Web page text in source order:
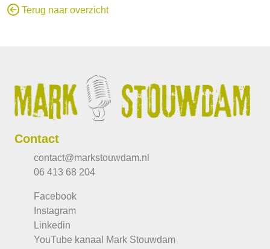
Terug naar overzicht
Contact
contact@markstouwdam.nl
06 413 68 204
Facebook
Instagram
Linkedin
YouTube kanaal Mark Stouwdam